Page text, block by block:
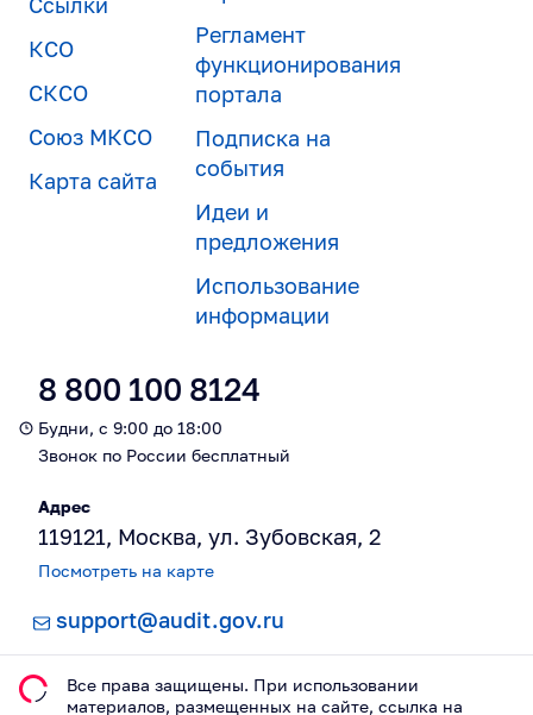
Ссылки
КСО
СКСО
Союз МКСО
Карта сайта
Регламент
функционирования
портала
Подписка на
события
Идеи и
предложения
Использование
информации
8 800 100 8124
Будни, с 9:00 до 18:00
Звонок по России бесплатный
Адрес
119121, Москва, ул. Зубовская, 2
Посмотреть на карте
support@audit.gov.ru
Все права защищены. При использовании
материалов, размещeнных на сайте, ссылка на